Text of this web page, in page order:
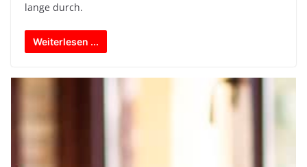
lange durch.
Weiterlesen ...